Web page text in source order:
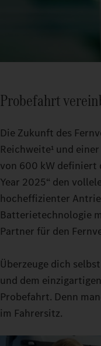
Probefahrt
Die Zukunft des
Reichweite¹ und
von 600 kW definiert
Year 2025“ den
hocheffizienter
Batterietechnologie
Partner für den
Überzeuge dich
und dem
Probefahrt. Denn
im Fahrersitz.